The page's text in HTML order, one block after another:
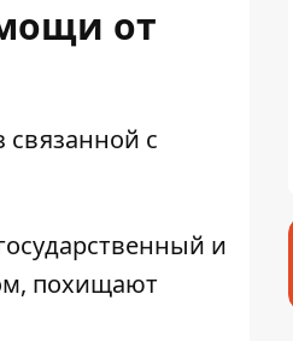
от
связанной с
и
похищают